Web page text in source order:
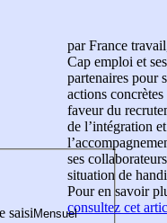
saisi
par France
Cap emploi et ses
partenaires pour
actions concrètes
faveur du
de l’intégration
ses
situation de
Pour en savoir
consultez cet